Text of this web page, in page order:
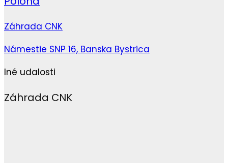
Záhrada CNK
Námestie SNP 16, Banska Bystrica
Iné udalosti
Záhrada CNK